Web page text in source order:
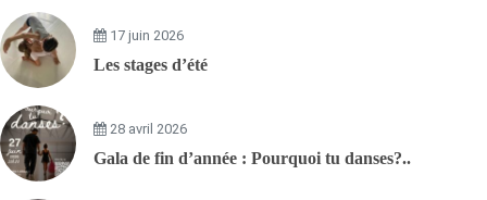
17 juin 2026
Les stages d’été
28 avril 2026
Gala de fin d’année : Pourquoi tu danses?..